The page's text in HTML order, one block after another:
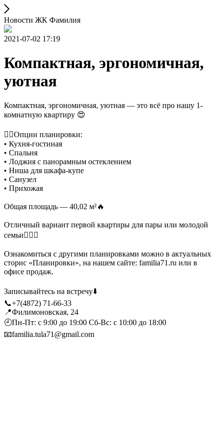
Новости ЖК Фамилия
2021-07-02 17:19
Компактная, эргономичная,
уютная
Компактная, эргономичная, уютная — это всё про нашу 1-
комнатную квартиру 😍
👉🏻Опции планировки:
• Кухня-гостиная
• Спальня
• Лоджия с панорамным остеклением
• Ниша для шкафа-купе
• Санузел
• Прихожая
Общая площадь — 40,02 м²🔥
Отличный вариант первой квартиры для пары или молодой
семьи👩‍❤️‍👨
Ознакомиться с другими планировками можно в актуальных
сторис «Планировки», на нашем сайте: familia71.ru или в
офисе продаж.
Записывайтесь на встречу⬇️
📞+7(4872) 71-66-33
📍Филимоновская, 24
🕘Пн-Пт: с 9:00 до 19:00 Сб-Вс: с 10:00 до 18:00
📧familia.tula71@gmail.com